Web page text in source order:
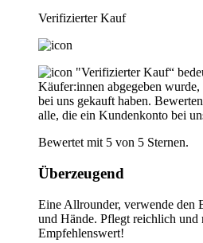
Verifizierter Kauf
"Verifizierter Kauf“
Käufer:innen abgegeben
bei uns gekauft haben.
alle, die ein Kundenkonto bei
Bewertet mit 5 von 5 Sternen.
Überzeugend
Eine Allrounder, verwende den
und Hände. Pflegt reichlich und
Empfehlenswert!